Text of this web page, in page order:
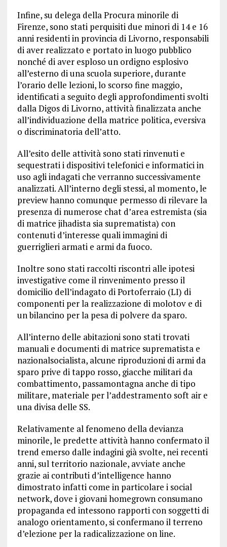
Infine, su delega della Procura minorile di
Firenze, sono stati perquisiti due minori di 14 e 16
anni residenti in provincia di Livorno, responsabili
di aver realizzato e portato in luogo pubblico
nonché di aver esploso un ordigno esplosivo
all’esterno di una scuola superiore, durante
l’orario delle lezioni, lo scorso fine maggio,
identificati a seguito degli approfondimenti svolti
dalla Digos di Livorno, attività finalizzata anche
all’individuazione della matrice politica, eversiva
o discriminatoria dell’atto.
All’esito delle attività sono stati rinvenuti e
sequestrati i dispositivi telefonici e informatici in
uso agli indagati che verranno successivamente
analizzati. All’interno degli stessi, al momento, le
preview hanno comunque permesso di rilevare la
presenza di numerose chat d’area estremista (sia
di matrice jihadista sia suprematista) con
contenuti d’interesse quali immagini di
guerriglieri armati e armi da fuoco.
Inoltre sono stati raccolti riscontri alle ipotesi
investigative come il rinvenimento presso il
domicilio dell’indagato di Portoferraio (LI) di
componenti per la realizzazione di molotov e di
un bilancino per la pesa di polvere da sparo.
All’interno delle abitazioni sono stati trovati
manuali e documenti di matrice suprematista e
nazionalsocialista, alcune riproduzioni di armi da
sparo prive di tappo rosso, giacche militari da
combattimento, passamontagna anche di tipo
militare, materiale per l’addestramento soft air e
una divisa delle SS.
Relativamente al fenomeno della devianza
minorile, le predette attività hanno confermato il
trend emerso dalle indagini già svolte, nei recenti
anni, sul territorio nazionale, avviate anche
grazie ai contributi d’intelligence hanno
dimostrato infatti come in particolare i social
network, dove i giovani homegrown consumano
propaganda ed intessono rapporti con soggetti di
analogo orientamento, si confermano il terreno
d’elezione per la radicalizzazione on line.